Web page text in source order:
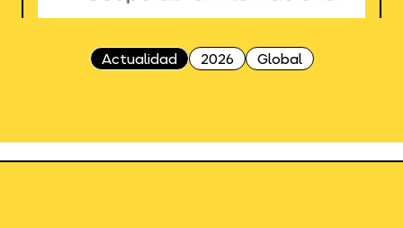
Actualidad 2026 Global